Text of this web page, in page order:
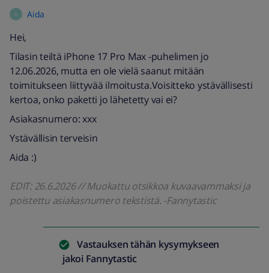
A Aida
Hei,
Tilasin teiltä iPhone 17 Pro Max -puhelimen jo
12.06.2026, mutta en ole vielä saanut mitään
toimitukseen liittyvää ilmoitusta.Voisitteko ystävällisesti
kertoa, onko paketti jo lähetetty vai ei?
Asiakasnumero: xxx
Ystävällisin terveisin
Aida :)
EDIT: 26.6.2026 // Muokattu otsikkoa kuvaavammaksi ja
poistettu asiakasnumero tekstistä. -Fannytastic
Vastauksen tähän kysymykseen
jakoi Fannytastic